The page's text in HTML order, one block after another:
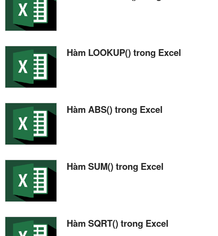
Hàm LOOKUP() trong Excel
Hàm ABS() trong Excel
Hàm SUM() trong Excel
Hàm SQRT() trong Excel